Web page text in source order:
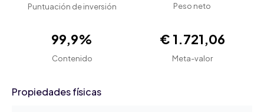
Puntuación de inversión Peso neto
99,9%
Contenido
€ 1.721,06
Meta-valor
Propiedades físicas